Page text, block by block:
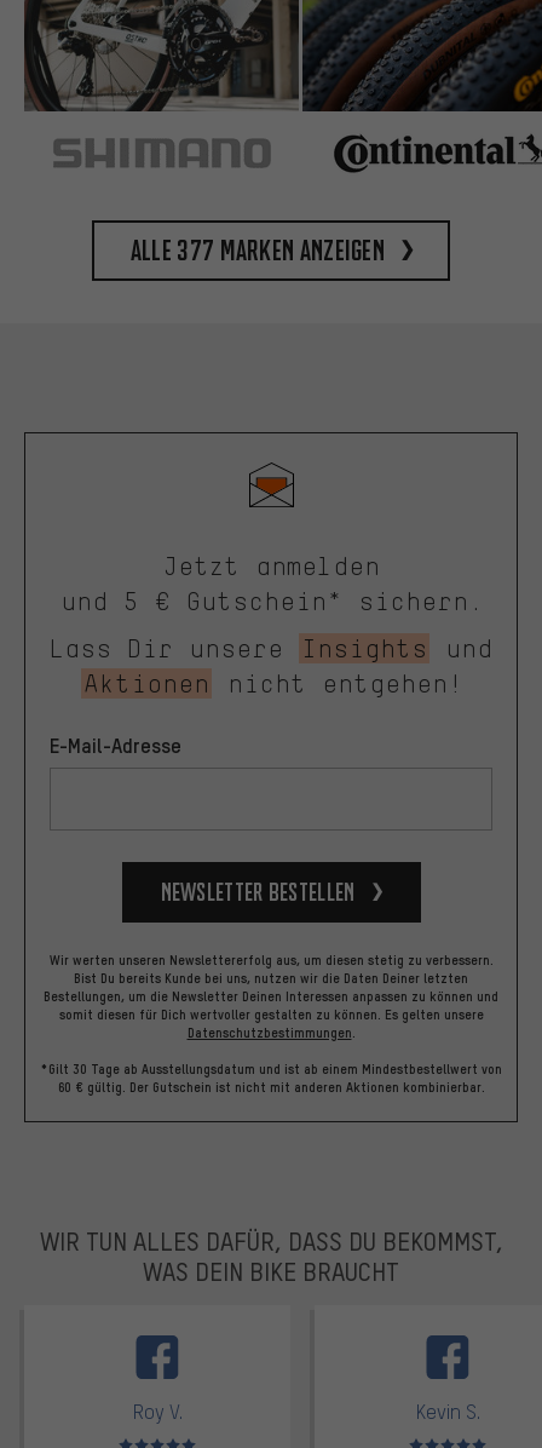
Alle 377 Marken anzeigen
Jetzt anmelden
und 5 € Gutschein* sichern.
Lass Dir unsere
Insights
und
Aktionen
nicht entgehen!
E-Mail-Adresse
Newsletter bestellen
Wir werten unseren Newslettererfolg aus, um diesen stetig zu verbessern.
Bist Du bereits Kunde bei uns, nutzen wir die Daten Deiner letzten
Bestellungen, um die Newsletter Deinen Interessen anpassen zu können und
somit diesen für Dich wertvoller gestalten zu können. Es gelten unsere
Datenschutzbestimmungen.
*Gilt 30 Tage ab Ausstellungsdatum und ist ab einem Mindestbestellwert von
60 € gültig. Der Gutschein ist nicht mit anderen Aktionen kombinierbar.
WIR TUN ALLES DAFÜR, DASS DU BEKOMMST,
WAS DEIN BIKE BRAUCHT
Roy V.
Bewertungen: 5 von 5
Kevin S.
Bewertungen: 5 von 5